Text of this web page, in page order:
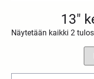
13"
Näytetään kaikki 2